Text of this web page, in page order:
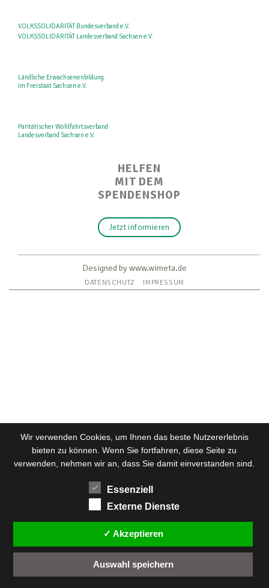
VOLKSSOLIDARITÄT Bundesverband e.V.
VOLKSSOLIDARITÄT Landesverband Sachsen e.V.
Ländliche Erwachsenenbildung
im Freistaat Sachsen e.V.
Paritätischer Wohlfahrtsverband
Landesverband Sachsen e.V.
HELFEN
MIT DEM
SPENDENSHOP
Jetzt informieren
Designed by www.wimeta.de
DATENSCHUTZ IMPRESSUM
In den kannst du erfahren, welche Cookies
wir verwenden oder sie ausschalten.
Wir verwenden Cookies, um Ihnen das beste Nutzererlebnis
bieten zu können. Wenn Sie fortfahren, diese Seite zu
verwenden, nehmen wir an, dass Sie damit einverstanden sind.
Essenziell
Externe Dienste
✓ Akzeptieren
Auswahl speichern